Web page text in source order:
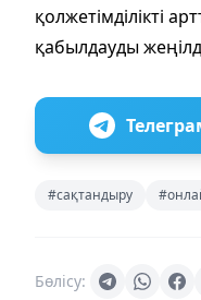
қолжетімділікті
қабылдауды
#сақтандыру
Бөлісу: